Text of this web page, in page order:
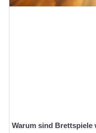
Warum sind Brettspiele